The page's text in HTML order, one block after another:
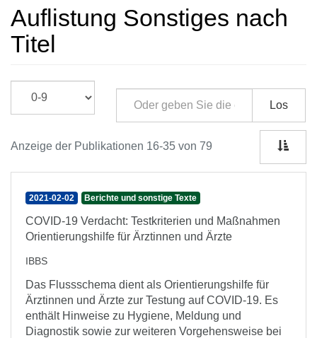
Auflistung Sonstiges nach
Titel
Los
Anzeige der Publikationen 16-35 von 79
2021-02-02 Berichte und sonstige Texte
COVID-19 Verdacht: Testkriterien und Maßnahmen
Orientierungshilfe für Ärztinnen und Ärzte
IBBS
Das Flussschema dient als Orientierungshilfe für
Ärztinnen und Ärzte zur Testung auf COVID-19. Es
enthält Hinweise zu Hygiene, Meldung und
Diagnostik sowie zur weiteren Vorgehensweise bei